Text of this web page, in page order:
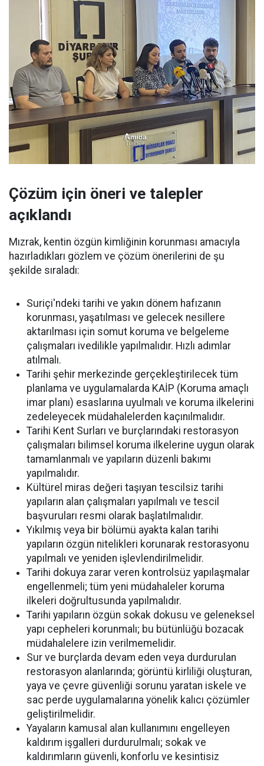
Çözüm için öneri ve talepler
açıklandı
Mızrak, kentin özgün kimliğinin korunması amacıyla
hazırladıkları gözlem ve çözüm önerilerini de şu
şekilde sıraladı:
Suriçi'ndeki tarihi ve yakın dönem hafızanın
korunması, yaşatılması ve gelecek nesillere
aktarılması için somut koruma ve belgeleme
çalışmaları ivedilikle yapılmalıdır. Hızlı adımlar
atılmalı.
Tarihi şehir merkezinde gerçekleştirilecek tüm
planlama ve uygulamalarda KAİP (Koruma amaçlı
imar planı) esaslarına uyulmalı ve koruma ilkelerini
zedeleyecek müdahalelerden kaçınılmalıdır.
Tarihi Kent Surları ve burçlarındaki restorasyon
çalışmaları bilimsel koruma ilkelerine uygun olarak
tamamlanmalı ve yapıların düzenli bakımı
yapılmalıdır.
Kültürel miras değeri taşıyan tescilsiz tarihi
yapıların alan çalışmaları yapılmalı ve tescil
başvuruları resmi olarak başlatılmalıdır.
Yıkılmış veya bir bölümü ayakta kalan tarihi
yapıların özgün nitelikleri korunarak restorasyonu
yapılmalı ve yeniden işlevlendirilmelidir.
Tarihi dokuya zarar veren kontrolsüz yapılaşmalar
engellenmeli; tüm yeni müdahaleler koruma
ilkeleri doğrultusunda yapılmalıdır.
Tarihi yapıların özgün sokak dokusu ve geleneksel
yapı cepheleri korunmalı; bu bütünlüğü bozacak
müdahalelere izin verilmemelidir.
Sur ve burçlarda devam eden veya durdurulan
restorasyon alanlarında; görüntü kirliliği oluşturan,
yaya ve çevre güvenliği sorunu yaratan iskele ve
sac perde uygulamalarına yönelik kalıcı çözümler
geliştirilmelidir.
Yayaların kamusal alan kullanımını engelleyen
kaldırım işgalleri durdurulmalı; sokak ve
kaldırımların güvenli, konforlu ve kesintisiz